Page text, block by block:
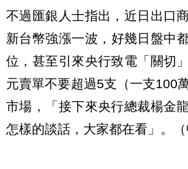
不過匯銀人士指出，近日出口
新台幣強漲一波，好幾日盤中
位，甚至引來央行致電「關切
元賣單不要超過5支（一支100
市場，「接下來央行總裁楊金
怎樣的談話，大家都在看」。（